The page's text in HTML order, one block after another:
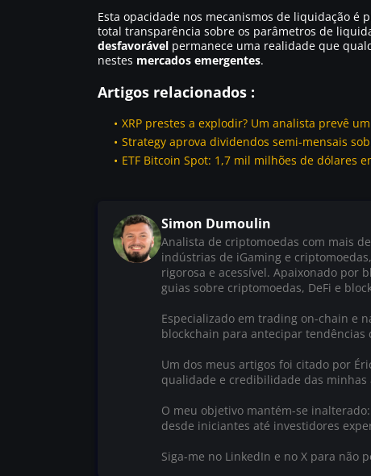
Esta opacidade nos mecanismos de liquidação é
total transparência sobre os parâmetros de
desfavorável permanece uma realidade que
nestes mercados emergentes.
Artigos relacionados :
XRP prestes a explodir? Um analista prevê
Strategy aprova dividendos semi-mensais
ETF Bitcoin Spot: 1,7 mil milhões de dólares
Simon Dumoulin
Analista de criptomoedas com mais
indústrias de iGaming e
rigorosa e acessível. Apaixonado por
guias sobre criptomoedas, DeFi e
Especializado em trading on-chain e
blockchain para antecipar
Um dos meus artigos foi citado por
qualidade e credibilidade das minhas
O meu objetivo mantém-se
desde iniciantes até investidores
Siga-me no LinkedIn e no X para não